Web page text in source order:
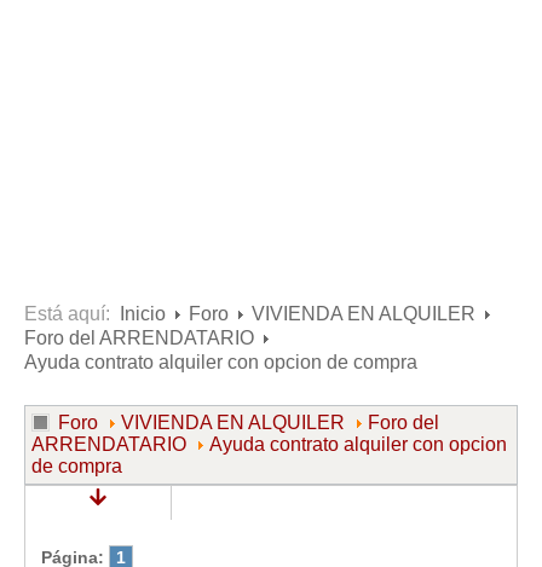
De uso distinto al de vivienda
Otros contratos de Arrendamiento
Para contratos posteriores al 6 de junio de 2013
Para contratos anteriores al 6 de junio de 2013
Para contratos de Renta Antigua
Está aquí: Inicio Foro
VIVIENDA EN ALQUILER
Foro del ARRENDATARIO
Ayuda contrato alquiler con opcion de compra
Foro VIVIENDA EN ALQUILER
Foro del
ARRENDATARIO
Ayuda contrato alquiler con opcion
de compra
Página: 1